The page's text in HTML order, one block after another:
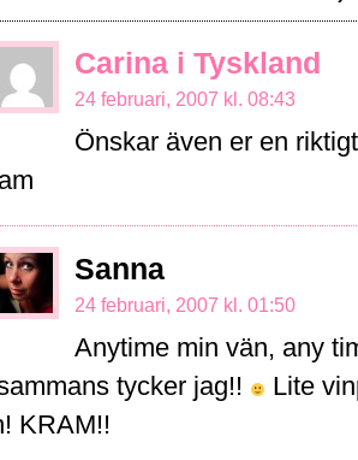
Carina i Tyskland
24 februari, 2007 kl. 08:43
Önskar även er en
Sanna
24 februari, 2007 kl. 01:50
Anytime min vän, any
tycker jag!!
Lite
KRAM!!